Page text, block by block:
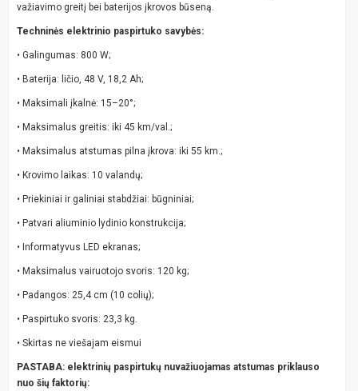
važiavimo greitį bei baterijos įkrovos būseną.
Techninės elektrinio paspirtuko savybės:
• Galingumas: 800 W;
• Baterija: ličio, 48 V, 18,2 Ah;
• Maksimali įkalnė: 15–20°;
• Maksimalus greitis: iki 45 km/val.;
• Maksimalus atstumas pilna įkrova: iki 55 km.;
• Krovimo laikas: 10 valandų;
• Priekiniai ir galiniai stabdžiai: būgniniai;
• Patvari aliuminio lydinio konstrukcija;
• Informatyvus LED ekranas;
• Maksimalus vairuotojo svoris: 120 kg;
• Padangos: 25,4 cm (10 colių);
• Paspirtuko svoris: 23,3 kg.
• Skirtas ne viešajam eismui
PASTABA: elektrinių paspirtukų nuvažiuojamas atstumas priklauso
nuo šių faktorių: